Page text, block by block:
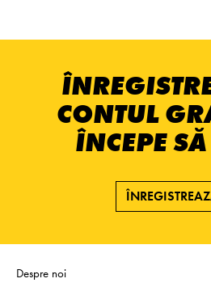
CONTUL
ÎNCEPE
Despre noi